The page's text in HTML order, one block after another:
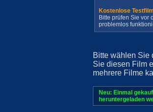
Kostenlose
Bitte prüfen Sie vor
problemlos
Bitte wählen Sie
Sie diesen Film
mehrere Filme
Neu: Einmal
heruntergeladen